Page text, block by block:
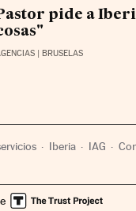
Pastor pide a
| BRUSELAS
Iberia IAG
aéreo Empresas